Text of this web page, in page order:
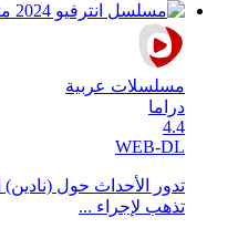
مسلسلات عربية
دراما
4.4
WEB-DL
تدور الأحداث حول
تذهب ﻹجراء ...